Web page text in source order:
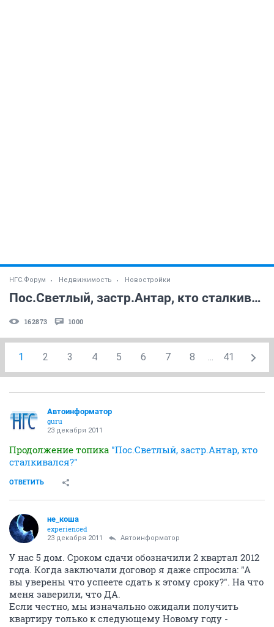
НГС.Форум Недвижимость Новостройки
Пос.Светлый, застр.Антар, кто сталкивался? (часть 2)
162873 1000
1 2 3 4 5 6 7 8 ... 41
Автоинформатор
guru
23 декабря 2011
Продолжение топика "Пос.Светлый, застр.Антар, кто
сталкивался?"
ОТВЕТИТЬ
не_коша
experienced
23 декабря 2011 Автоинформатор
У нас 5 дом. Сроком сдачи обозначили 2 квартал 2012
года. Когда заключали договор я даже спросила: "А
вы уверены что успеете сдать к этому сроку?". На что
меня заверили, что ДА.
Если честно, мы изначально ожидали получить
квартиру только к следующему Новому году -